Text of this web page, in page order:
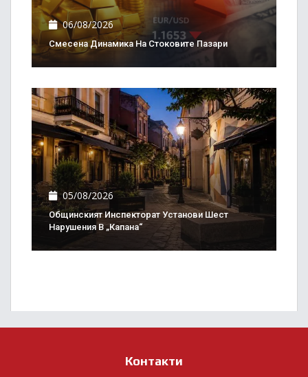
06/08/2026
Смесена Динамика На Стоковите Пазари
05/08/2026
Общинският Инспекторат Установи Шест
Нарушения В „Капана“
Контакти